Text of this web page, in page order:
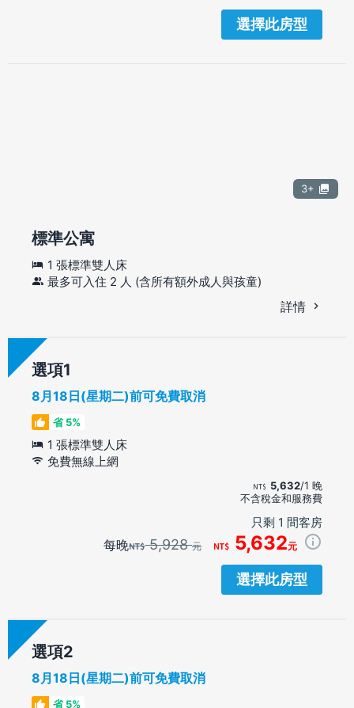
選擇此房型
3+
標準公寓
1 張標準雙人床
最多可入住 2 人 (含所有額外成人與孩童)
詳情
選項
8月18日(星期二)前可免費取消
省 5%
1 張標準雙人床
免費無線上網
5,632/1 晚
不含稅金和服務費
只剩 1 間客房
每晚 5,928元 5,632元
選擇此房型
選項
8月18日(星期二)前可免費取消
省 5%